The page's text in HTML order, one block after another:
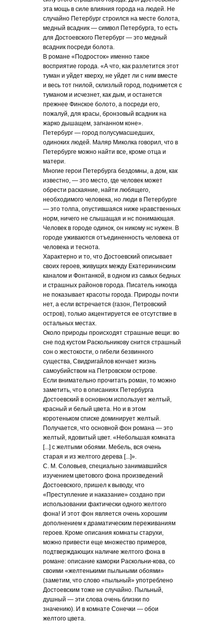
эта мощь в силе влияния города на людей. Не
случайно Петербург строился на месте болота,
медный всадник — символ Петербурга, то есть
для Достоевского Петербург — это медный
всадник посреди болота.
В романе «Подросток» именно такое
восприятие города. «А что, как разлетится этот
туман и уйдет кверху, не уйдет ли с ним вместе
и весь тот гнилой, склизлый город, поднимется с
туманом и исчезнет, как дым, и останется
прежнее Финское болото, а посреди его,
пожалуй, для красы, бронзовый всадник на
жарко дышащем, загнанном коне».
Петербург — город полусумасшедших,
одиноких людей. Маляр Миколка говорил, что в
Петербурге можно найти все, кроме отца и
матери.
Многие герои Петербурга бездомны, а дом, как
известно, — это место, где человек может
обрести раскаяние, найти любящего,
необходимого человека, но люди в Петербурге
— это толпа, опустившаяся ниже нравственных
норм, ничего не слышащая и нс понимающая.
Человек в городе одинок, он никому нс нужен. В
городе уживаются отъединенность человека от
человека и теснота.
Характерно и то, что Достоевский описывает
своих героев, живущих между Екатерининским
каналом и Фонтанкой, в одном из самых бедных
и страшных районов города. Писатель никогда
не показывает красоты города. Природы почти
нет, а если встречается (газон, Петровский
остров), только акцентируется ее отсутствие в
остальных местах.
Около природы происходят страшные вещи: во
сне под кустом Раскольникову снится страшный
сон о жестокости, о гибели безвинного
существа, Свидригайлов кончает жизнь
самоубийством на Петровском острове.
Если внимательно прочитать роман, то можно
заметить, что в описаниях Петербурга
Достоевский в основном использует желтый,
красный и белый цвета. Но и в этом
коротеньком списке доминирует желтый.
Получается, что основной фон романа — это
желтый, ядовитый цвет. «Небольшая комната
[...] с желтыми обоями. Мебель, вся очень
старая и из желтого дерева [...]».
С. М. Соловьев, специально занимавшийся
изучением цветового фона произведений
Достоевского, пришел к выводу, что
«Преступление и наказание» создано при
использовании фактически одного желтого
фона! И этот фон является очень хорошим
дополнением к драматическим переживаниям
героев. Кроме описания комнаты старухи,
можно привести еще множество примеров,
подтверждающих наличие желтого фона в
романе: описание каморки Раскольни-кова, со
своими «желтенькими пыльными обоями»
(заметим, что слово «пыльный» употреблено
Достоевским тоже не случайно. Пыльный,
душный — эти слова очень близки по
значению). И в комнате Сонечки — обои
желтого цвета.